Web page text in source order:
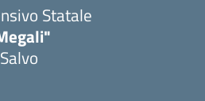
Statale